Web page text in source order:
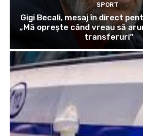
SPORT
Gigi Becali, mesaj în direct
„Mă oprește când vreau să
transferuri”